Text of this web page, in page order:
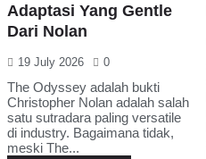
Adaptasi Yang Gentle
Dari Nolan
19 July 2026 0
The Odyssey adalah bukti
Christopher Nolan adalah salah
satu sutradara paling versatile
di industry. Bagaimana tidak,
meski The...